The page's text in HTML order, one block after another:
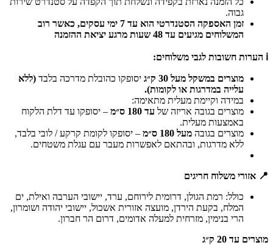
גבוה.
זמן האספקה הסטנדרטי הוא עד 7 ימי עסקים, כאשר רוב
המשלוחים מגיעים עד 48 שעות מרגע יציאת ההזמנה
ℹ️ הערות חשובות לגבי משלוחים:
מוצרים במשקל מעל 30 ק״ג יסופקו כהובלת מדרכה בלבד (ללא
עלייה במדרגות או לקומות).
במידה וקיימת מעלית מתאימה:
מוצרים בגובה אריזה של עד 180 ס״מ
– יסופקו עד דלת הלקוח
באמצעות מעלית.
מוצרים בגובה מעל 180 ס״מ
– יסופקו לקומת קרקע / לובי בלבד,
ללא מדרגות, ובהתאם לאפשרות מעבר עם עגלת משטחים.
📍 אזורי משלוח חריגים
כולל: רמת הגולן, דרומית לירוחם, ערד, יישובי הערבה ואילת, ים
המלח, בקעת הירדן, מועצה אזורית אשכול, יישובי יהודה ושומרון,
הרי בנימין, מזרחית למעלה אדומים, דרום הר חברון.
מוצרים עד 20 ק״ג